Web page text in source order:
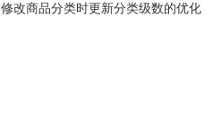
修改商品分类时更新分类级数的优化